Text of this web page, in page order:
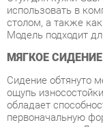
МЯГКОЕ
Сидение обтянуто
ощупь
обладает
первоначальную
или намокания.
контрастный кант .